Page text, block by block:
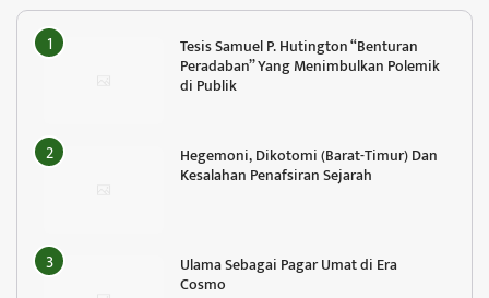
Tesis Samuel P. Hutington “Benturan
Peradaban” Yang Menimbulkan Polemik
di Publik
Hegemoni, Dikotomi (Barat-Timur) Dan
Kesalahan Penafsiran Sejarah
Ulama Sebagai Pagar Umat di Era
Cosmo